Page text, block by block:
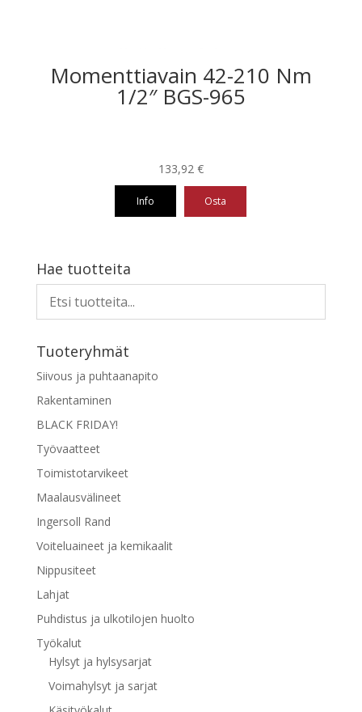
Momenttiavain 42-210 Nm
1/2″ BGS-965
133,92 €
Info Osta
Hae tuotteita
Tuoteryhmät
Siivous ja puhtaanapito
Rakentaminen
BLACK FRIDAY!
Työvaatteet
Toimistotarvikeet
Maalausvälineet
Ingersoll Rand
Voiteluaineet ja kemikaalit
Nippusiteet
Lahjat
Puhdistus ja ulkotilojen huolto
Työkalut
Hylsyt ja hylsysarjat
Voimahylsyt ja sarjat